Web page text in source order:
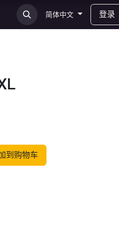
简体中文 登录
到购物车